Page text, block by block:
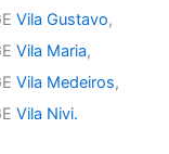
Vila Gustavo,
Vila Maria,
Vila Medeiros,
Vila Nivi.